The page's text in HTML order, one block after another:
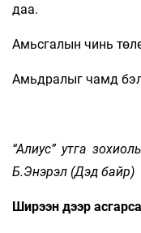
даа.
Амьсгалын чинь
Амьдралыг чамд
“Алиус” утга
Б.Энэрэл (Дэд байр)
Ширээн дээр